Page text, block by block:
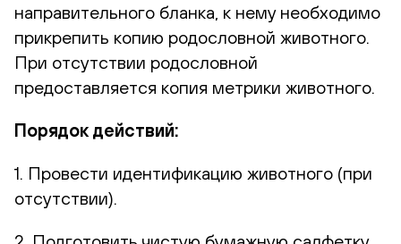
направительного бланка, к нему необходимо
прикрепить копию родословной животного.
При отсутствии родословной
предоставляется копия метрики животного.
Порядок действий:
1. Провести идентификацию животного (при
отсутствии).